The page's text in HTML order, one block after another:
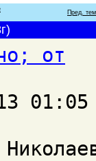
Пред.
от
01:05